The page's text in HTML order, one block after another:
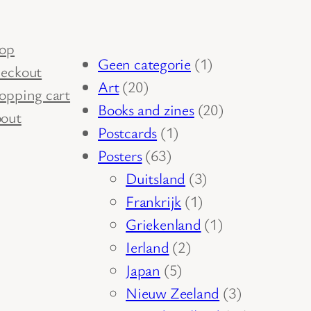
cart
Geen categorie 11
Art 2020
producten
Books and zines 2020
Postcards 11
Posters 6363
producten
Duitsland 33
producten
Frankrijk 11
product
Griekenland 11
Ierland 22
Japan 55
producten
Nieuw Zeeland 33